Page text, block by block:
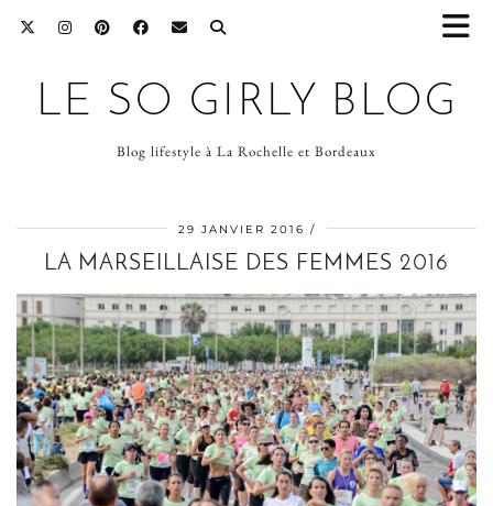
LE SO GIRLY BLOG
Blog lifestyle à La Rochelle et Bordeaux
29 JANVIER 2016
LA MARSEILLAISE DES FEMMES 2016